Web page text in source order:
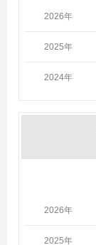
2026年
2025年
2024年
2026年
2025年